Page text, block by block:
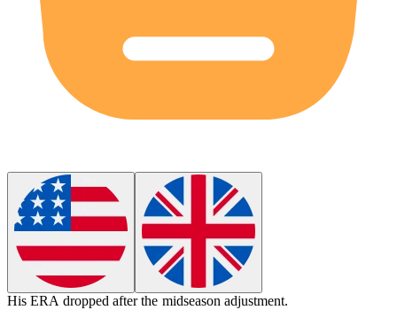
HisERA dropped after the midseason adjustment.